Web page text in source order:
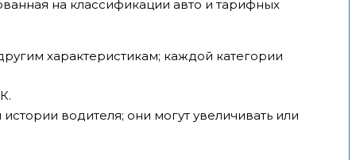
на классификации авто и тарифных
характеристикам; каждой категории
водителя; они могут увеличивать или